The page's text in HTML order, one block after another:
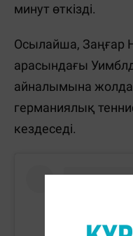
минут өткізді.
Осылайша, Заңғар
арасындағы
айналымына
германиялық
кездеседі.